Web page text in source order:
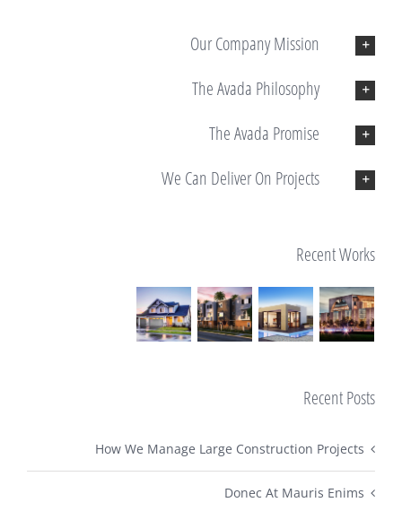
Our Company Mission
The Avada Philosophy
The Avada Promise
We Can Deliver On Projects
Recent Works
Recent Posts
How We Manage Large Construction Projects
Donec At Mauris Enims